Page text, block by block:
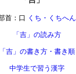
首：口 くち・くちへん
「吉」の読み方
「吉」の書き方・書き順
中学生で習う漢字